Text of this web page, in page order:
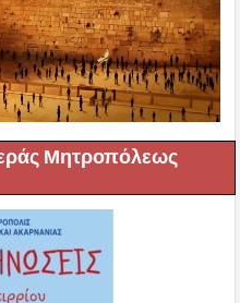
Μητροπόλεως